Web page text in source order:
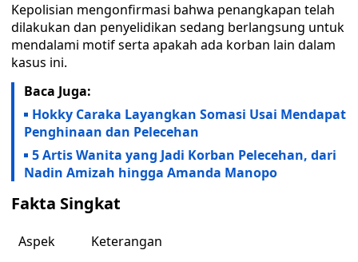
Kepolisian mengonfirmasi bahwa penangkapan telah
dilakukan dan penyelidikan sedang berlangsung untuk
mendalami motif serta apakah ada korban lain dalam
kasus ini.
Baca Juga:
Hokky Caraka Layangkan Somasi Usai Mendapat
Penghinaan dan Pelecehan
5 Artis Wanita yang Jadi Korban Pelecehan, dari
Nadin Amizah hingga Amanda Manopo
Fakta Singkat
Aspek Keterangan